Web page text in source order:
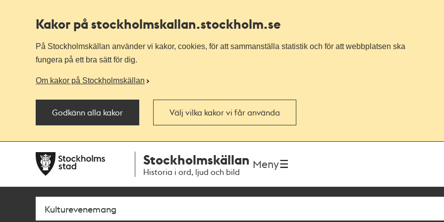
Kakor på stockholmskallan.stockholm.se
På Stockholmskällan använder vi kakor, cookies, för att sammanställa statistik och för att webbplatsen ska
fungera på ett bra sätt för dig.
Om kakor på Stockholmskällan
Godkänn alla kakor Välj vilka kakor vi får använda
navigationen
huvudinnehållet
Stockholmskällan
Historia i ord, ljud och bild
Meny
Sök